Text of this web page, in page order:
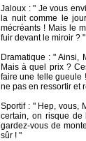
Jaloux : " Je vous
la nuit comme le
mécréants ! Mais le
fuir devant le miroir ? "
Dramatique : " Ainsi,
Mais à quel prix ?
faire une telle gueule
ne pas en ressortir et
Sportif : " Hep, vous,
certain, on risque
gardez-vous de
sûr ! "